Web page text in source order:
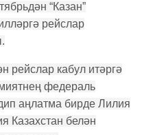
“Казан”
рейслар
рейслар кабул итәргә
федераль
аңлатма бирде Лилия
Казахстан белән